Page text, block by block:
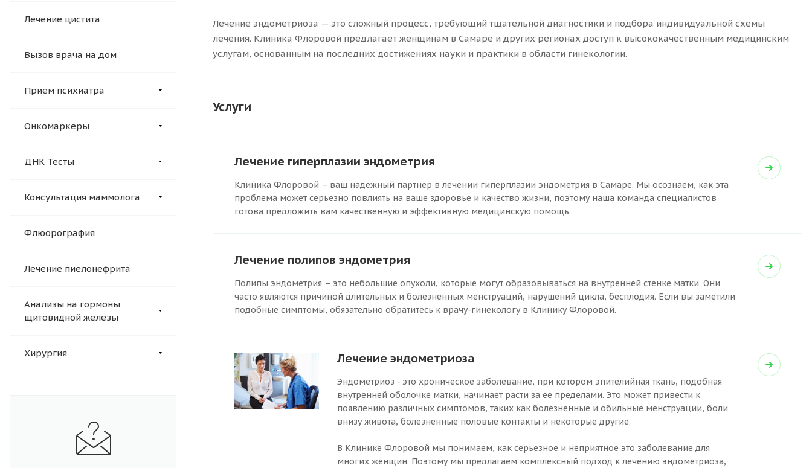
Лечение цистита
Вызов врача на дом
Прием психиатра
Онкомаркеры
ДНК Тесты
Консультация маммолога
Флюорография
Лечение пиелонефрита
Анализы на гормоны
щитовидной железы
Хирургия
Лечение эндометриоза — это сложный процесс, требующий тщательной диагностики и подбора индивидуальной схемы
лечения. Клиника Флоровой предлагает женщинам в Самаре и других регионах доступ к высококачественным медицинским
услугам, основанным на последних достижениях науки и практики в области гинекологии.
Услуги
Лечение гиперплазии эндометрия
Клиника Флоровой – ваш надежный партнер в лечении гиперплазии эндометрия в Самаре. Мы осознаем, как эта
проблема может серьезно повлиять на ваше здоровье и качество жизни, поэтому наша команда специалистов
готова предложить вам качественную и эффективную медицинскую помощь.
Лечение полипов эндометрия
Полипы эндометрия – это небольшие опухоли, которые могут образовываться на внутренней стенке матки. Они
часто являются причиной длительных и болезненных менструаций, нарушений цикла, бесплодия. Если вы заметили
подобные симптомы, обязательно обратитесь к врачу-гинекологу в Клинику Флоровой.
Лечение эндометриоза
Эндометриоз - это хроническое заболевание, при котором эпителийная ткань, подобная
внутренней оболочке матки, начинает расти за ее пределами. Это может привести к
появлению различных симптомов, таких как болезненные и обильные менструации, боли
внизу живота, болезненные половые контакты и некоторые другие.
В Клинике Флоровой мы понимаем, как серьезное и неприятное это заболевание для
многих женщин. Поэтому мы предлагаем комплексный подход к лечению эндометриоза,